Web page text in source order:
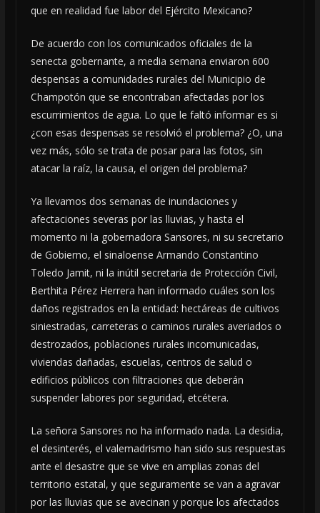
que en realidad fue labor del Ejército Mexicano?
De acuerdo con los comunicados oficiales de la
senecta gobernante, a media semana enviaron 600
despensas a comunidades rurales del Municipio de
Champotón que se encontraban afectadas por los
escurrimientos de agua. Lo que le faltó informar es si
¿con esas despensas se resolvió el problema? ¿O, una
vez más, sólo se trata de posar para las fotos, sin
atacar la raíz, la causa, el origen del problema?
Ya llevamos dos semanas de inundaciones y
afectaciones severas por las lluvias, y hasta el
momento ni la gobernadora Sansores, ni su secretario
de Gobierno, el sinaloense Armando Constantino
Toledo Jamit, ni la inútil secretaria de Protección Civil,
Berthita Pérez Herrera han informado cuáles son los
daños registrados en la entidad: hectáreas de cultivos
siniestradas, carreteras o caminos rurales averiados o
destrozados, poblaciones rurales incomunicadas,
viviendas dañadas, escuelas, centros de salud o
edificios públicos con filtraciones que deberán
suspender labores por seguridad, etcétera.
La señora Sansores no ha informado nada. La desidia,
el desinterés, el valemadrismo han sido sus respuestas
ante el desastre que se vive en amplias zonas del
territorio estatal, y que seguramente se van a agravar
por las lluvias que se avecinan y porque los afectados